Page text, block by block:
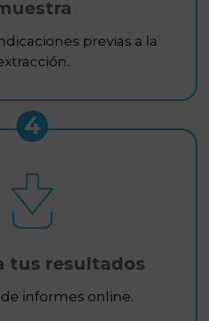
previas a la
4
tus resultados
informes online.